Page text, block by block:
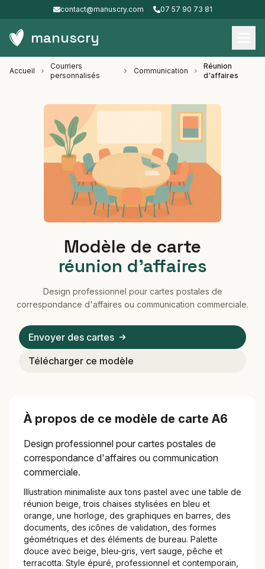
contact@manuscry.com 07 57 90 73 81
manuscry
Accueil
Courriers
personnalisés
Communication
Réunion
d'affaires
Modèle de carte
réunion d'affaires
Design professionnel pour cartes postales de
correspondance d'affaires ou communication commerciale.
Envoyer des cartes
Télécharger ce modèle
À propos de ce modèle de carte A6
Design professionnel pour cartes postales de
correspondance d'affaires ou communication
commerciale.
Illustration minimaliste aux tons pastel avec une table de
réunion beige, trois chaises stylisées en bleu et
orange, une horloge, des graphiques en barres, des
documents, des icônes de validation, des formes
géométriques et des éléments de bureau. Palette
douce avec beige, bleu-gris, vert sauge, pêche et
terracotta. Style épuré, professionnel et contemporain,